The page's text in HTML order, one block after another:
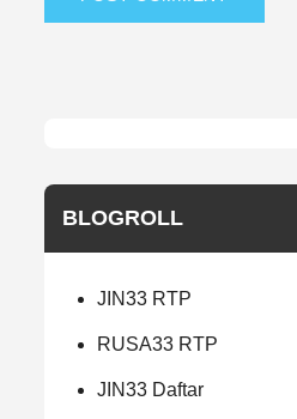
BLOGROLL
JIN33 RTP
RUSA33 RTP
JIN33 Daftar